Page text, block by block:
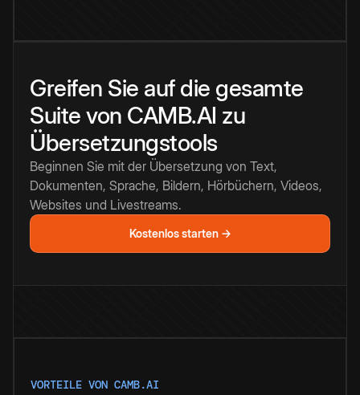
Greifen Sie auf die gesamte
Suite von CAMB.AI zu
Übersetzungstools
Beginnen Sie mit der Übersetzung von Text,
Dokumenten, Sprache, Bildern, Hörbüchern, Videos,
Websites und Livestreams.
Kostenlos starten →
VORTEILE VON CAMB.AI